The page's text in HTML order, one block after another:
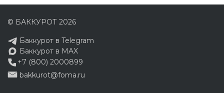
© БАККУРОТ 2026
Баккурот в Telegram
Баккурот в MAX
+7 (800) 2000899
bakkurot@foma.ru